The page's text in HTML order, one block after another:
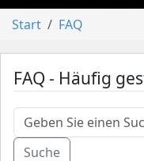
Start FAQ
FAQ - Häufig
Suche